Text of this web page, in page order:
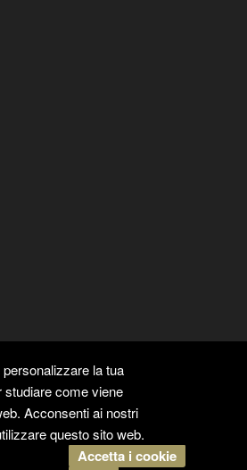
la tua
studiare come viene
Acconsenti ai nostri
questo sito web.
Accetta i cookie